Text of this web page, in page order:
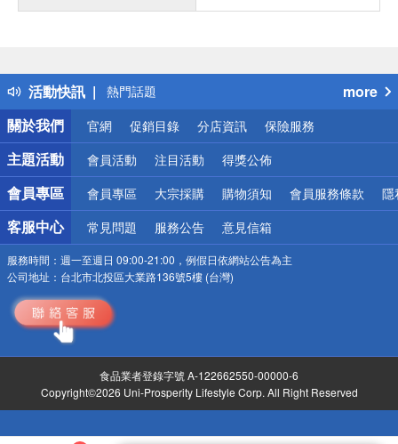
活動快訊
得獎公告
熱門話題
銀行優惠
偏遠地區配送
詐騙網頁！請小心！
more
關於我們
官網 促銷目錄 分店資訊 保險服務
主題活動 會員活動 注目活動 得獎公佈
會員專區 會員專區 大宗採購 購物須知 會員服務條款 隱
客服中心 常見問題 服務公告 意見信箱
服務時間： 週一至週日 09:00-21:00，例假日依網站公告為主
公司地址： 台北市北投區大業路136號5樓 (台灣)
食品業者登錄字號 A-122662550-00000-6
Copyright©2026 Uni-Prosperity Lifestyle Corp. All Right Reserved